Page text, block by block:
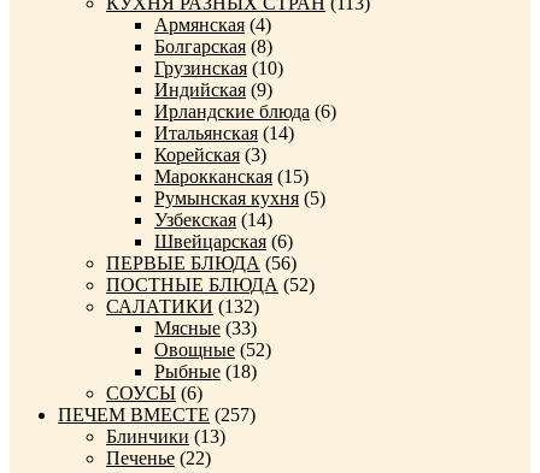
Армянская (4)
Болгарская (8)
Грузинская (10)
Индийская (9)
Ирландские блюда (6)
Итальянская (14)
Корейская (3)
Марокканская (15)
Румынская кухня (5)
Узбекская (14)
Швейцарская (6)
ПЕРВЫЕ БЛЮДА (56)
ПОСТНЫЕ БЛЮДА (52)
САЛАТИКИ (132)
Мясные (33)
Овощные (52)
Рыбные (18)
СОУСЫ (6)
ПЕЧЕМ ВМЕСТЕ (257)
Блинчики (13)
Печенье (22)